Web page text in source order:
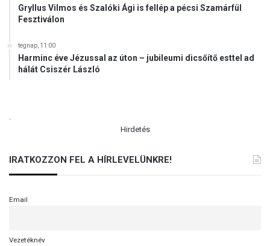
Gryllus Vilmos és Szalóki Ági is fellép a pécsi Szamárfül
Fesztiválon
tegnap, 11:00
Harminc éve Jézussal az úton – jubileumi dicsőítő esttel ad
hálát Csiszér László
Hirdetés
IRATKOZZON FEL A HÍRLEVELÜNKRE!
Email
Vezetéknév